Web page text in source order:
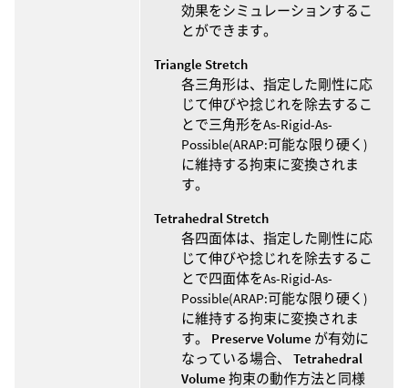
効果をシミュレーションするこ
とができます。
Triangle Stretch
各三角形は、指定した剛性に応
じて伸びや捻じれを除去するこ
とで三角形をAs-Rigid-As-
Possible(ARAP:可能な限り硬く)
に維持する拘束に変換されま
す。
Tetrahedral Stretch
各四面体は、指定した剛性に応
じて伸びや捻じれを除去するこ
とで四面体をAs-Rigid-As-
Possible(ARAP:可能な限り硬く)
に維持する拘束に変換されま
す。 Preserve Volume が有効に
なっている場合、 Tetrahedral
Volume 拘束の動作方法と同様